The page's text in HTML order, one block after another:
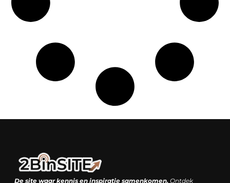
De site waar kennis en inspiratie samenkomen.Ontdek